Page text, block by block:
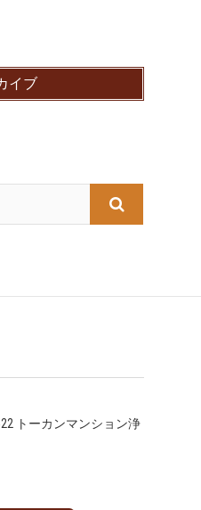
イブ
トーカンマンション浄